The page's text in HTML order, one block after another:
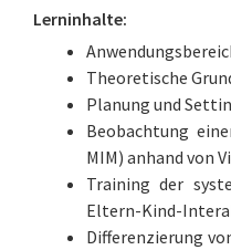
Lerninhalte:
Theoretische
Planung und
Beobachtung
MIM) anhand von
Training der
Eltern-Kind-
Differenzierung